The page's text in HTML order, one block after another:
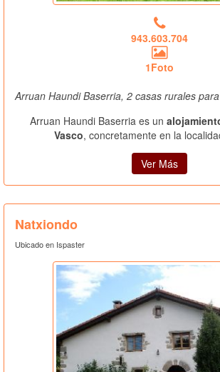
943.603.704
1Foto
Arruan Haundi Baserria, 2 casas rurales
Arruan Haundi Baserria es un
Vasco, concretamente en la
Ver Más
Natxiondo
Ubicado en Ispaster